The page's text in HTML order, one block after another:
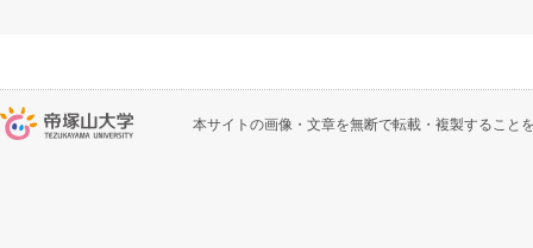
本サイトの画像・文章を無断で転載・複製すること